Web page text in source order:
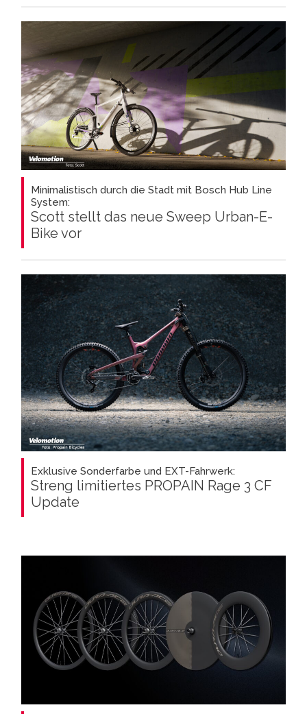
Minimalistisch durch die Stadt mit Bosch Hub Line
System:
Scott stellt das neue Sweep Urban-E-
Bike vor
Exklusive Sonderfarbe und EXT-Fahrwerk:
Streng limitiertes PROPAIN Rage 3 CF
Update